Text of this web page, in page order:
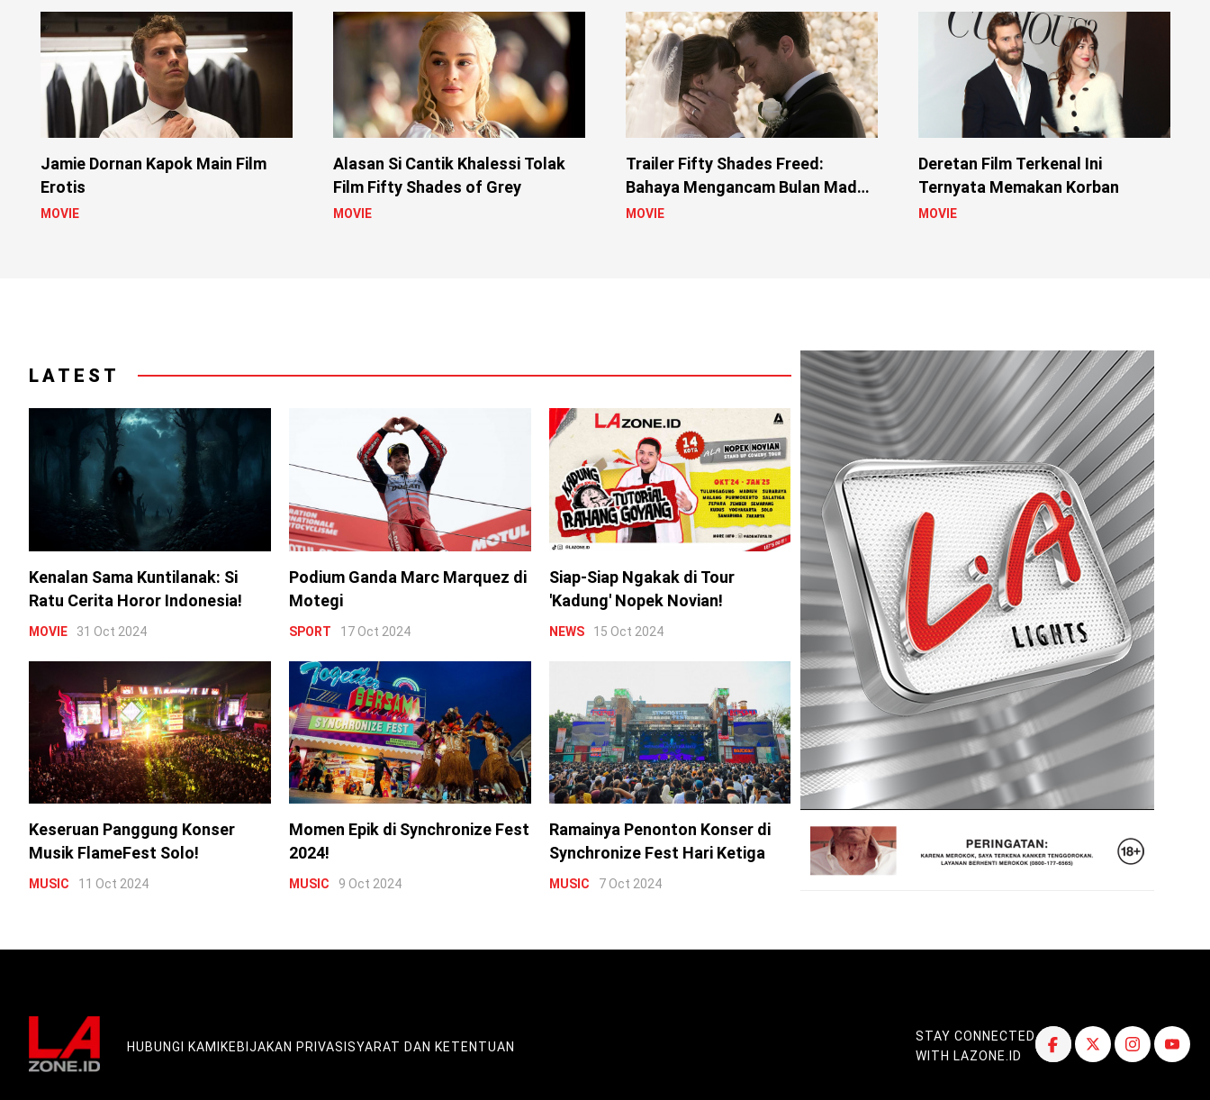
Jamie Dornan Kapok Main Film
Erotis
MOVIE
Alasan Si Cantik Khalessi Tolak
Film Fifty Shades of Grey
MOVIE
Trailer Fifty Shades Freed:
Bahaya Mengancam Bulan Madu
Mr. Grey dan Ana
MOVIE
Deretan Film Terkenal Ini
Ternyata Memakan Korban
MOVIE
LATEST
Kenalan Sama Kuntilanak: Si
Ratu Cerita Horor Indonesia!
MOVIE 31 Oct 2024
Podium Ganda Marc Marquez di
Motegi
SPORT 17 Oct 2024
Siap-Siap Ngakak di Tour
'Kadung' Nopek Novian!
NEWS 15 Oct 2024
Keseruan Panggung Konser
Musik FlameFest Solo!
MUSIC 11 Oct 2024
Momen Epik di Synchronize Fest
2024!
MUSIC 9 Oct 2024
Ramainya Penonton Konser di
Synchronize Fest Hari Ketiga
MUSIC 7 Oct 2024
HUBUNGI KAMI KEBIJAKAN PRIVASI SYARAT DAN KETENTUAN
STAY CONNECTED
WITH LAZONE.ID